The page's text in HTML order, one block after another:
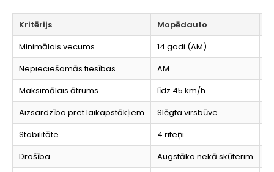
Kritērijs Mopēdauto
Minimālais vecums
14 gadi (AM)
Nepieciešamās tiesības
AM
Maksimālais ātrums
līdz 45 km/h
Aizsardzība pret laikapstākļiem
Slēgta virsbūve
Stabilitāte
4 riteņi
Drošība
Augstāka nekā skūterim